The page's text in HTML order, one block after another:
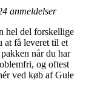
anmeldelser
hel del forskellige
at få leveret til et
når du har
og oftest
ved køb af Gule